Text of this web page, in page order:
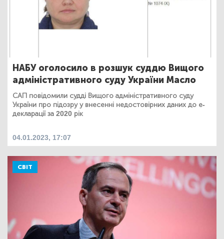
НАБУ оголосило в розшук суддю Вищого
адміністративного суду України Масло
САП повідомили судді Вищого адміністративного суду
України про підозру у внесенні недостовірних даних до е-
декларації за 2020 рік
04.01.2023, 17:07
СВІТ